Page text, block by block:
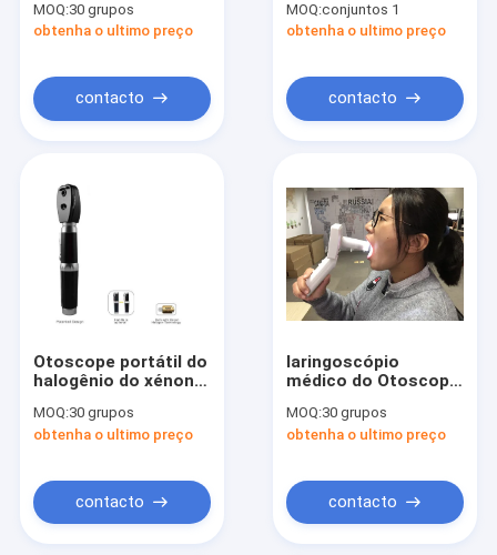
orelha do Otoscope
de Digitas da orelha
MOQ:30 grupos
obtenha o ultimo preço
contacto
MOQ:conjuntos 1
obtenha o ultimo preço
contacto
Otoscope portátil do
halogênio do xénon
Ophthalmoscope do
Otoscope de Digitas
MOQ:30 grupos
obtenha o ultimo preço
contacto
laringoscópio
médico do Otoscope
garganta da orelha
de 3,5 Digitas do
MOQ:30 grupos
obtenha o ultimo preço
contacto